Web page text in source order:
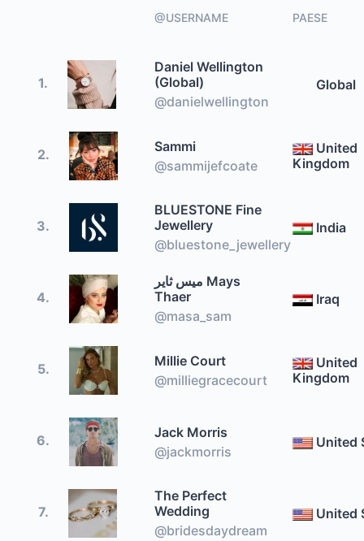
@USERNAME PAESE
1.
Daniel Wellington
(Global)
@danielwellington
Global
2.
Sammi
@sammijefcoate
United
Kingdom
3.
BLUESTONE Fine
Jewellery
@bluestone_jewellery
India
4.
ميس ثاير Mays
Thaer
@masa_sam
Iraq
5.
Millie Court
@milliegracecourt
United
Kingdom
6.
Jack Morris
@jackmorris
United
7.
The Perfect
Wedding
@bridesdaydream
United